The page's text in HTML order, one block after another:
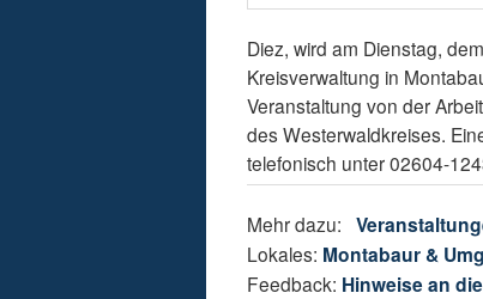
Diez, wird am Dienstag,
Kreisverwaltung in
Veranstaltung von der
des Westerwaldkreises.
telefonisch unter 02604-
Mehr dazu:
Lokales: Montabaur &
Feedback: Hinweise an